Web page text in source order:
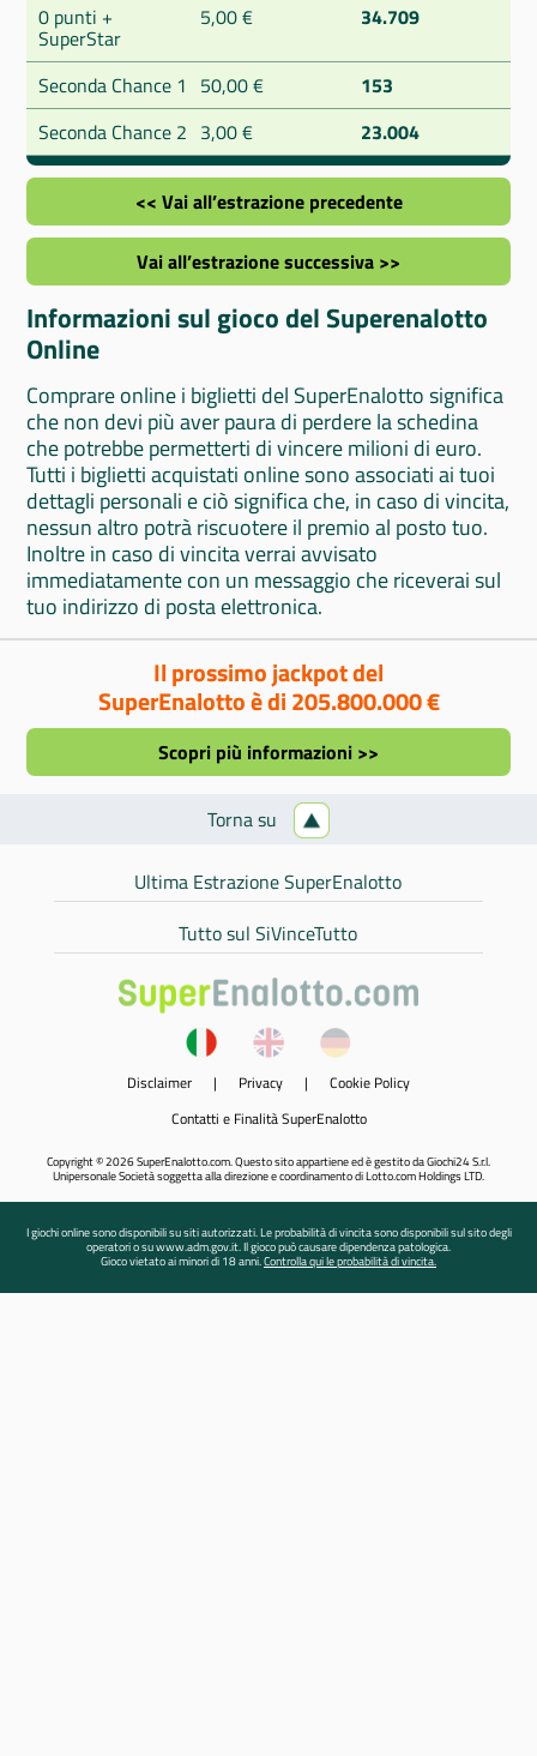
0 punti +
SuperStar
5,00 € 34.709
Seconda Chance 1 50,00 €
153
Seconda Chance 2 3,00 € 23.004
<< Vai all’estrazione precedente
Vai all’estrazione successiva >>
Informazioni sul gioco del Superenalotto
Online
Comprare online i biglietti del SuperEnalotto significa
che non devi più aver paura di perdere la schedina
che potrebbe permetterti di vincere milioni di euro.
Tutti i biglietti acquistati online sono associati ai tuoi
dettagli personali e ciò significa che, in caso di vincita,
nessun altro potrà riscuotere il premio al posto tuo.
Inoltre in caso di vincita verrai avvisato
immediatamente con un messaggio che riceverai sul
tuo indirizzo di posta elettronica.
Il prossimo jackpot del
SuperEnalotto è di 205.800.000 €
Scopri più informazioni >>
Torna su
Ultima Estrazione SuperEnalotto
Tutto sul SiVinceTutto
Disclaimer | Privacy | Cookie Policy
Contatti e Finalità SuperEnalotto
Copyright © 2026 SuperEnalotto.com. Questo sito appartiene ed è gestito da Giochi24 S.r.l.
Unipersonale Società soggetta alla direzione e coordinamento di Lotto.com Holdings LTD.
I giochi online sono disponibili su siti autorizzati. Le probabilità di vincita sono disponibili sul sito degli
operatori o su www.adm.gov.it. Il gioco può causare dipendenza patologica.
Gioco vietato ai minori di 18 anni.Controlla qui le probabilità di vincita.